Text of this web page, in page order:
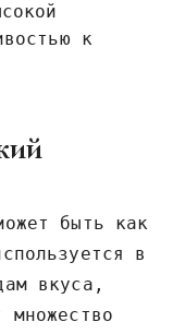
к
быть как
в
вкуса,
множество